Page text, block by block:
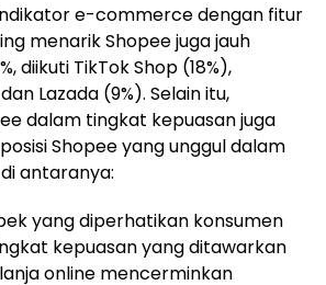
e-commerce dengan fitur
menarik Shopee juga jauh
diikuti TikTok Shop (18%),
Lazada (9%). Selain itu,
dalam tingkat kepuasan juga
Shopee yang unggul dalam
antaranya:
yang diperhatikan konsumen
kepuasan yang ditawarkan
online mencerminkan